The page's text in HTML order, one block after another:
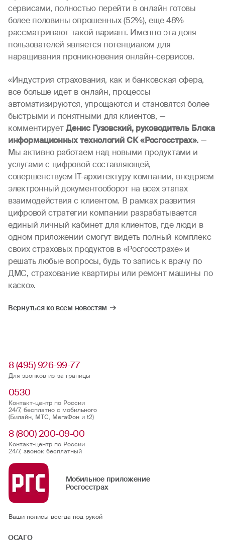
сервисами, полностью перейти в онлайн готовы
более половины опрошенных (52%), еще 48%
рассматривают такой вариант. Именно эта доля
пользователей является потенциалом для
наращивания проникновения онлайн-сервисов.
«Индустрия страхования, как и банковская сфера,
все больше идет в онлайн, процессы
автоматизируются, упрощаются и становятся более
быстрыми и понятными для клиентов, —
комментируетДенис Гузовский, руководитель Блока
информационных технологий СК «Росгосстрах». —
Мы активно работаем над новыми продуктами и
услугами с цифровой составляющей,
совершенствуем IT-архитектуру компании, внедряем
электронный документооборот на всех этапах
взаимодействия с клиентом. В рамках развития
цифровой стратегии компании разрабатывается
единый личный кабинет для клиентов, где люди в
одном приложении смогут видеть полный комплекс
своих страховых продуктов в «Росгосстрахе» и
решать любые вопросы, будь то запись к врачу по
ДМС, страхование квартиры или ремонт машины по
каско».
Вернуться ко всем новостям
8 (495) 926-99-77
Для звонков из-за границы
0530
Контакт-центр по России
24/7, бесплатно с мобильного
(Билайн, МТС, МегаФон и t2)
8 (800) 200-09-00
Контакт-центр по России
24/7, звонок бесплатный
Мобильное приложение
Росгосстрах
Ваши полисы всегда под рукой
ОСАГО